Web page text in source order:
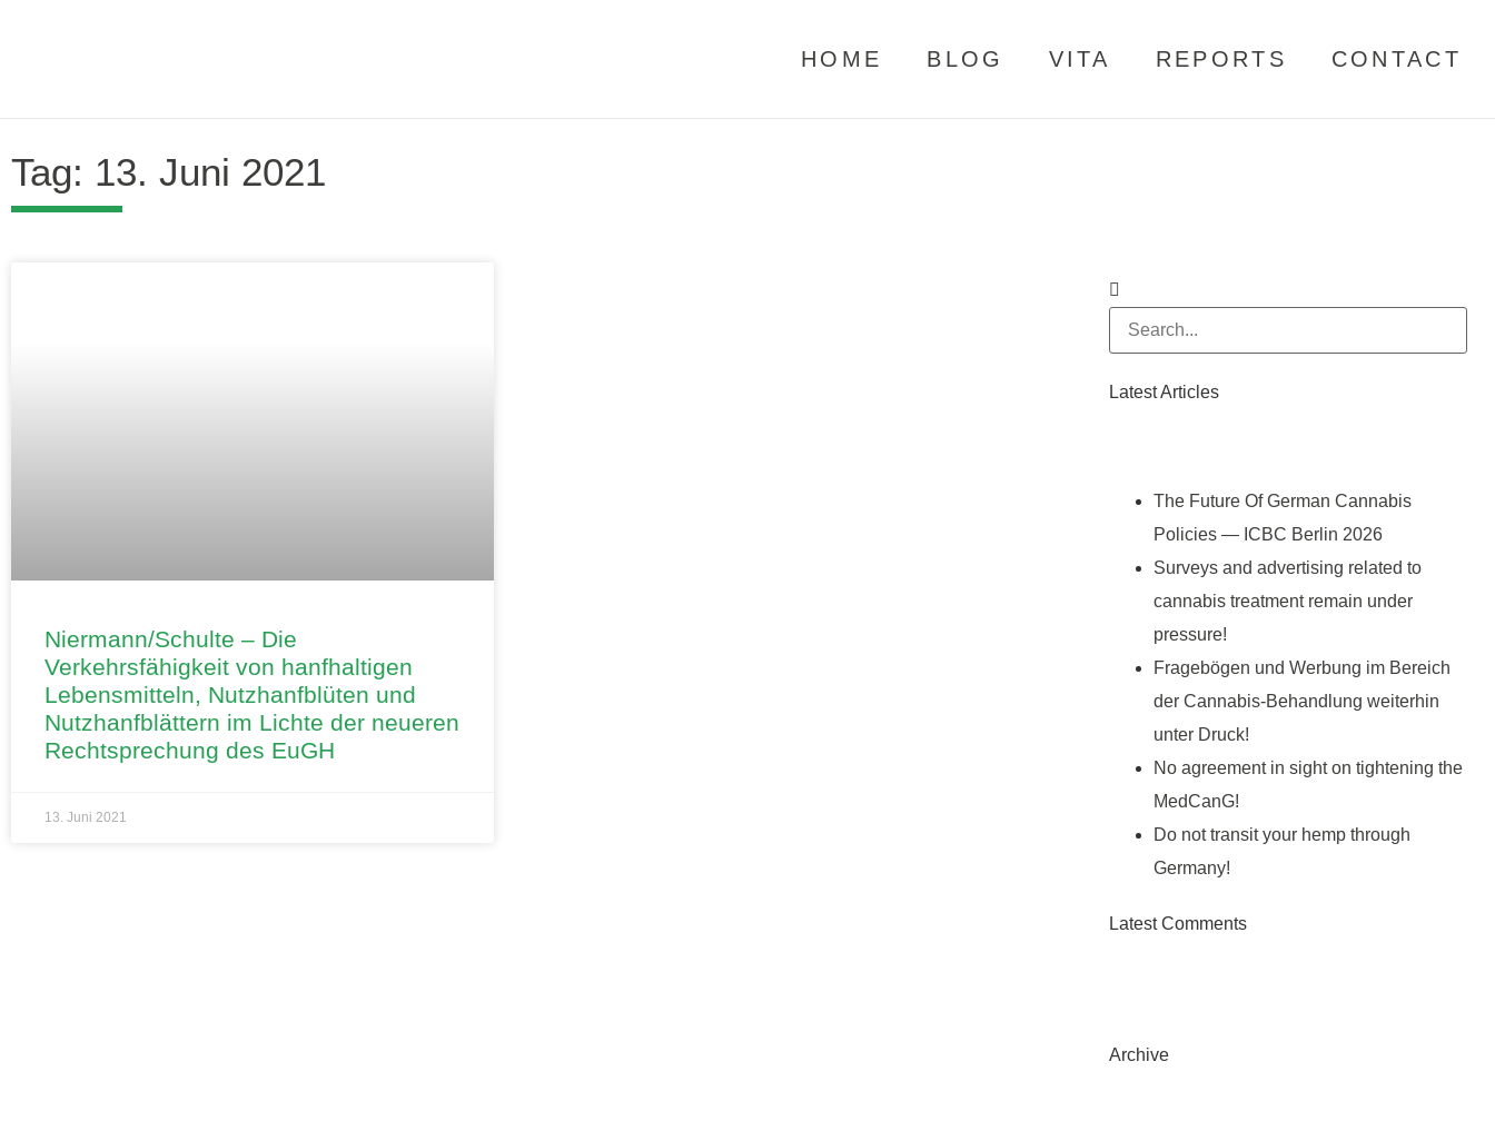
HOME BLOG VITA REPORTS CONTACT
Tag: 13. Juni 2021
Niermann/Schulte – Die
Verkehrsfähigkeit von hanfhaltigen
Lebensmitteln, Nutzhanfblüten und
Nutzhanfblättern im Lichte der neueren
Rechtsprechung des EuGH
13. Juni 2021
Latest Articles
The Future Of German Cannabis
Policies — ICBC Berlin 2026
Surveys and advertising related to
cannabis treatment remain under
pressure!
Fragebögen und Werbung im Bereich
der Cannabis-Behandlung weiterhin
unter Druck!
No agreement in sight on tightening the
MedCanG!
Do not transit your hemp through
Germany!
Latest Comments
Archive